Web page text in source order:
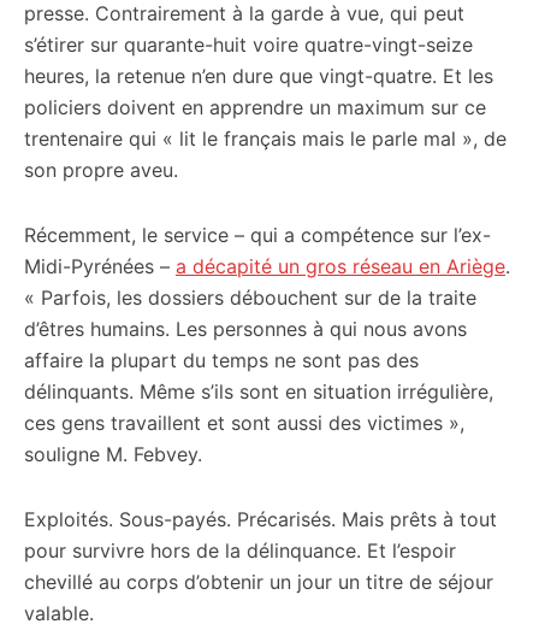
presse. Contrairement à la garde à vue, qui peut
s’étirer sur quarante-huit voire quatre-vingt-seize
heures, la retenue n’en dure que vingt-quatre. Et les
policiers doivent en apprendre un maximum sur ce
trentenaire qui « lit le français mais le parle mal », de
son propre aveu.
Récemment, le service – qui a compétence sur l’ex-
Midi-Pyrénées – a décapité un gros réseau en Ariège.
« Parfois, les dossiers débouchent sur de la traite
d’êtres humains. Les personnes à qui nous avons
affaire la plupart du temps ne sont pas des
délinquants. Même s’ils sont en situation irrégulière,
ces gens travaillent et sont aussi des victimes »,
souligne M. Febvey.
Exploités. Sous-payés. Précarisés. Mais prêts à tout
pour survivre hors de la délinquance. Et l’espoir
chevillé au corps d’obtenir un jour un titre de séjour
valable.